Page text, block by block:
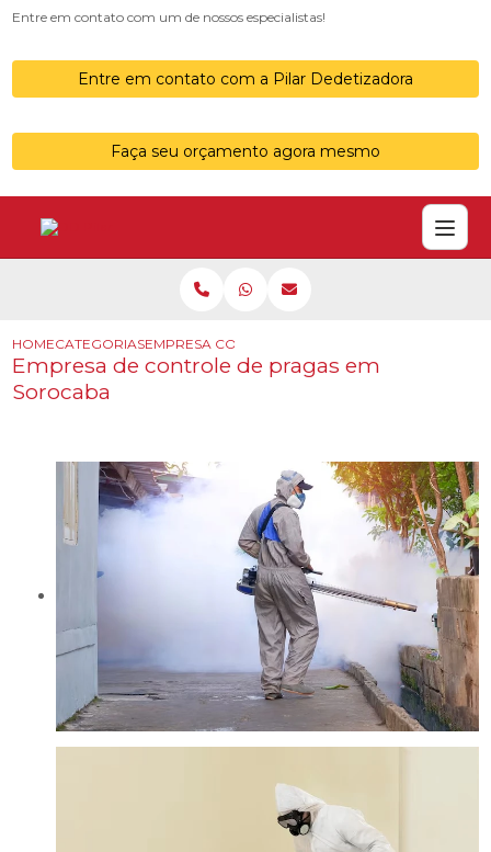
Entre em contato com um de nossos especialistas!
Entre em contato com a Pilar Dedetizadora
Faça seu orçamento agora mesmo
HOMECATEGORIASEMPRESA CONTROLE PRAGAS SOROCABA
Empresa de controle de pragas em
Sorocaba